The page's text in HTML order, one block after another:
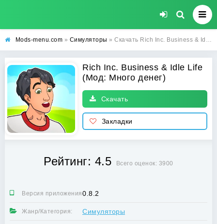
Mods-menu.com » Симуляторы » Скачать Rich Inc. Business & Idle Life Взлом (Много денег) на Андроид бесплатно
Rich Inc. Business & Idle Life
(Мод: Много денег)
Скачать
Закладки
Рейтинг: 4.5 Всего оценок: 3900
Версия приложения:0.8.2
Жанр/Категория: Симуляторы